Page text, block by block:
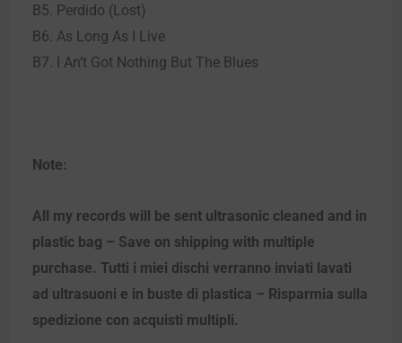
B5. Perdido (Lost)
B6. As Long As I Live
B7. I An’t Got Nothing But The Blues
Note:
All my records will be sent ultrasonic cleaned and in
plastic bag – Save on shipping with multiple
purchase. Tutti i miei dischi verranno inviati lavati
ad ultrasuoni e in buste di plastica – Risparmia sulla
spedizione con acquisti multipli.